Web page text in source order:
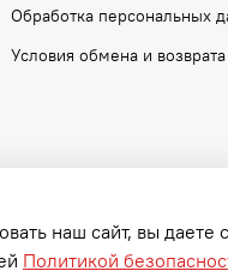
Обработка персональных
Условия обмена и возврата
наш сайт, вы даете
Политикой